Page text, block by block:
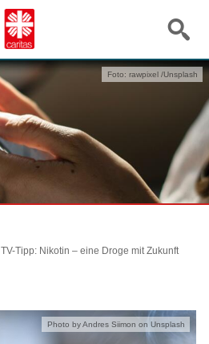
Foto: rawpixel /Unsplash
TV-Tipp: Nikotin – eine Droge mit Zukunft
Photo by Andres Siimon on Unsplash